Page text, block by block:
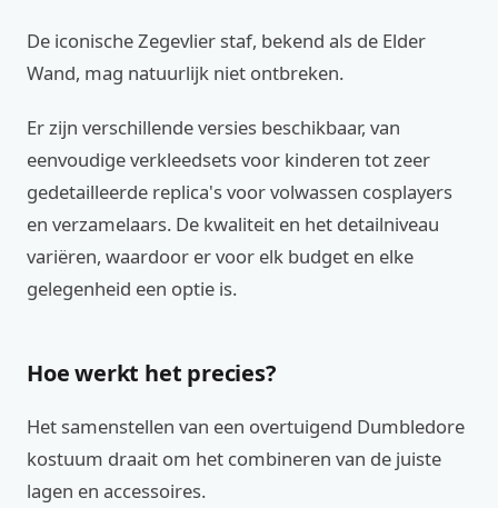
De iconische Zegevlier staf, bekend als de Elder
Wand, mag natuurlijk niet ontbreken.
Er zijn verschillende versies beschikbaar, van
eenvoudige verkleedsets voor kinderen tot zeer
gedetailleerde replica's voor volwassen cosplayers
en verzamelaars. De kwaliteit en het detailniveau
variëren, waardoor er voor elk budget en elke
gelegenheid een optie is.
Hoe werkt het precies?
Het samenstellen van een overtuigend Dumbledore
kostuum draait om het combineren van de juiste
lagen en accessoires.